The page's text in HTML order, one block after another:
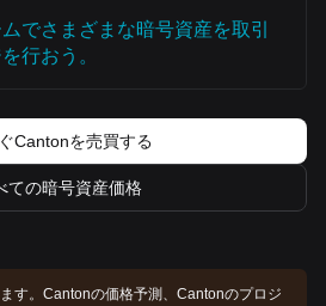
でさまざまな暗号資産を取引
行おう。
Cantonを売買する
ての暗号資産価格
す。Cantonの価格予測、Cantonのプロジ